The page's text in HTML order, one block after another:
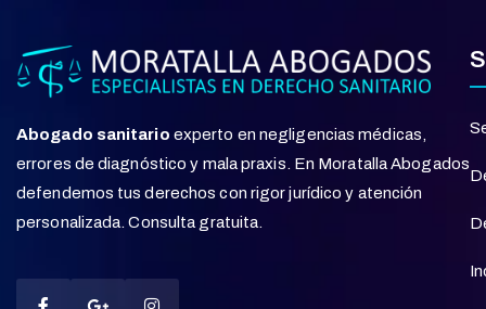
Abogado sanitario experto en negligencias médicas,
errores de diagnóstico y mala praxis. En Moratalla Abogados
defendemos tus derechos con rigor jurídico y atención
personalizada. Consulta gratuita.